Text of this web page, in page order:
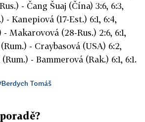
- Čang Šuaj (Čína) 3:6, 6:3,
Kanepiová (17-Est.) 6:1, 6:4,
Makarovová (28-Rus.) 2:6, 6:1,
- Craybasová (USA) 6:2,
- Bammerová (Rak.) 6:1, 6:1.
Tomáš